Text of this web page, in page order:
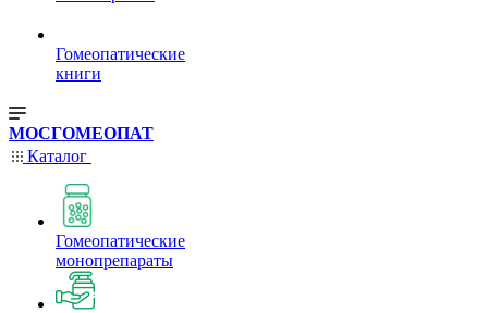
Гомеопатические
книги
МОСГОМЕОПАТ
Каталог
Гомеопатические
монопрепараты